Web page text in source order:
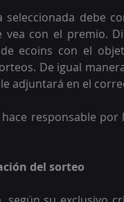
seleccionada debe
vea con el premio.
ecoins con el
De igual
adjuntará en el
responsable
del sorteo